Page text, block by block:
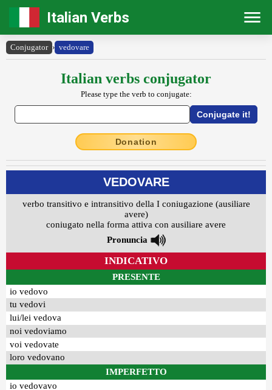
Italian Verbs
Conjugator › vedovare
Italian verbs conjugator
Please type the verb to conjugate:
Donation
VEDOVARE
verbo transitivo e intransitivo della I coniugazione (ausiliare
avere)
coniugato nella forma attiva con ausiliare avere
Pronuncia
INDICATIVO
PRESENTE
io vedovo
tu vedovi
lui/lei vedova
noi vedoviamo
voi vedovate
loro vedovano
IMPERFETTO
io vedovavo